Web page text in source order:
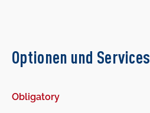
Optionen und Services
Obligatory